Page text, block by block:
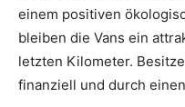
einem positiven
bleiben die Vans ein
letzten Kilometer.
finanziell und durch